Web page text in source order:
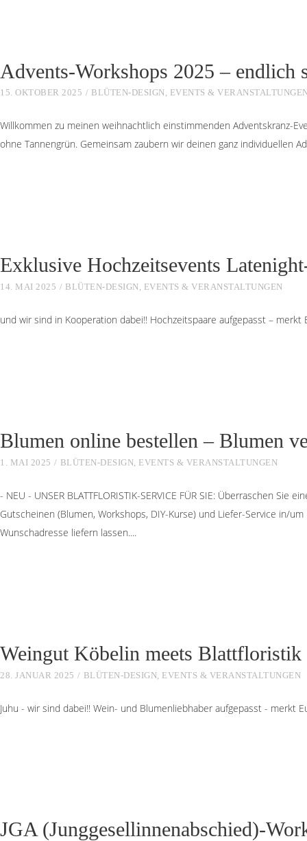
Advents-Workshops 2025 – endlich
15. OKTOBER 2025 BLÜTEN-DESIGN, EVENTS &
Willkommen zu meinen weihnachtlich einstimmenden Adventskranz-
ohne Tannengrün. Gemeinsam zaubern wir deinen ganz individuellen
Exklusive Hochzeitsevents
14. MAI 2025 BLÜTEN-DESIGN, EVENTS & VERANSTALTUNGEN
und wir sind in Kooperation dabei!! Hochzeitspaare aufgepasst –
Blumen online bestellen – Blumen
1. MAI 2025 BLÜTEN-DESIGN EVENTS & VERANSTALTUNGEN
- NEU - UNSER BLATTFLORISTIK-SERVICE FÜR SIE: Überraschen
Gutscheinen (Blumen, Workshops, DIY-Kurse) und Liefer-Service in/
Wunschadresse liefern lassen.
Weingut Köbelin meets Blattfloristik
28. JANUAR 2025 BLÜTEN-DESIGN EVENTS & VERANSTALTUNGEN
Juhu - wir sind dabei!! Wein- und Blumenliebhaber aufgepasst - merkt
JGA (Junggesellinnenabschied)-